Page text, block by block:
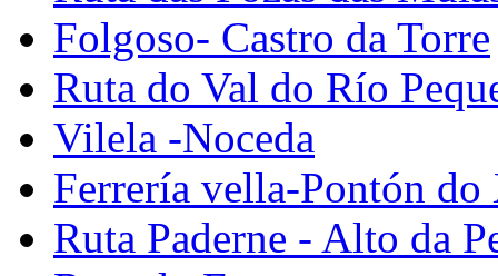
Folgoso- Castro da Torre
Ruta do Val do Río
Vilela -Noceda
Ferrería vella-Pontón do
Ruta Paderne - Alto da